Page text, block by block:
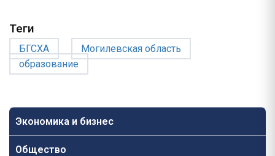
Экономика и бизнес
Общество
Теги
БГСХА
Могилевская область
образование